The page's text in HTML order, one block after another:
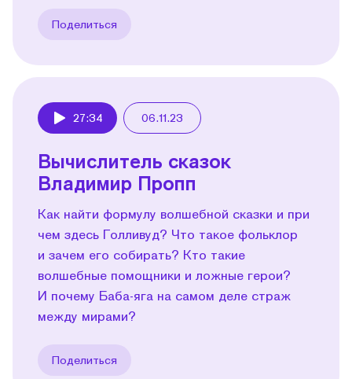
Поделиться
27:34 06.11.23
Вычислитель сказок
Владимир Пропп
Как найти формулу волшебной сказки и при
чем здесь Голливуд? Что такое фольклор
и зачем его собирать? Кто такие
волшебные помощники и ложные герои?
И почему Баба-яга на самом деле страж
между мирами?
Поделиться